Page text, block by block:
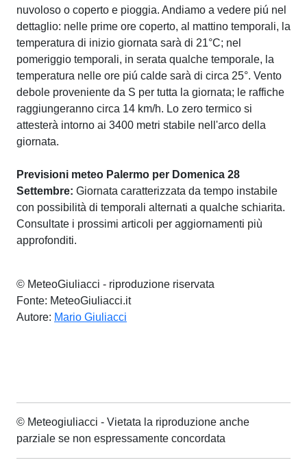
nuvoloso o coperto e pioggia. Andiamo a vedere piú nel
dettaglio: nelle prime ore coperto, al mattino temporali, la
temperatura di inizio giornata sarà di 21°C; nel
pomeriggio temporali, in serata qualche temporale, la
temperatura nelle ore piú calde sarà di circa 25°. Vento
debole proveniente da S per tutta la giornata; le raffiche
raggiungeranno circa 14 km/h. Lo zero termico si
attesterà intorno ai 3400 metri stabile nell'arco della
giornata.
Previsioni meteo Palermo per Domenica 28
Settembre: Giornata caratterizzata da tempo instabile
con possibilità di temporali alternati a qualche schiarita.
Consultate i prossimi articoli per aggiornamenti più
approfonditi.
© MeteoGiuliacci - riproduzione riservata
Fonte: MeteoGiuliacci.it
Autore: Mario Giuliacci
© Meteogiuliacci - Vietata la riproduzione anche
parziale se non espressamente concordata